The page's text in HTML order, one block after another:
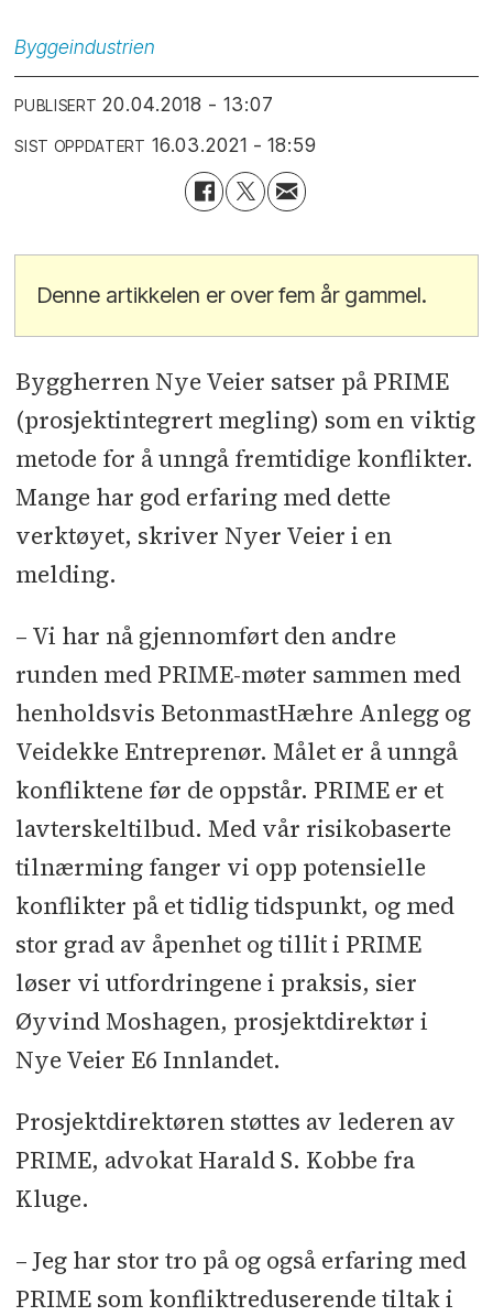
Byggeindustrien
PUBLISERT 20.04.2018 - 13:07
SIST OPPDATERT 16.03.2021 - 18:59
Denne artikkelen er over fem år gammel.
Byggherren Nye Veier satser på PRIME
(prosjektintegrert megling) som en viktig
metode for å unngå fremtidige konflikter.
Mange har god erfaring med dette
verktøyet, skriver Nyer Veier i en
melding.
– Vi har nå gjennomført den andre
runden med PRIME-møter sammen med
henholdsvis BetonmastHæhre Anlegg og
Veidekke Entreprenør. Målet er å unngå
konfliktene før de oppstår. PRIME er et
lavterskeltilbud. Med vår risikobaserte
tilnærming fanger vi opp potensielle
konflikter på et tidlig tidspunkt, og med
stor grad av åpenhet og tillit i PRIME
løser vi utfordringene i praksis, sier
Øyvind Moshagen, prosjektdirektør i
Nye Veier E6 Innlandet.
Prosjektdirektøren støttes av lederen av
PRIME, advokat Harald S. Kobbe fra
Kluge.
– Jeg har stor tro på og også erfaring med
PRIME som konfliktreduserende tiltak i